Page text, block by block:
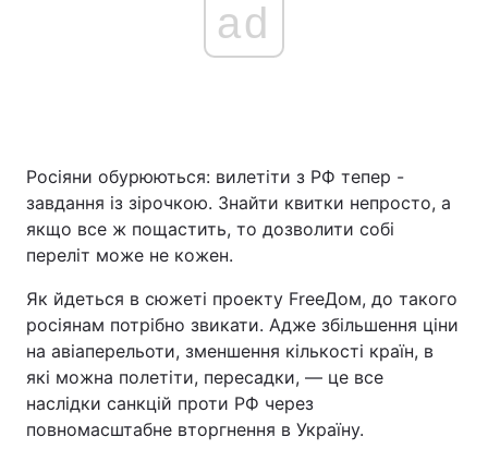
ad
Росіяни обурюються: вилетіти з РФ тепер -
завдання із зірочкою. Знайти квитки непросто, а
якщо все ж пощастить, то дозволити собі
переліт може не кожен.
Як йдеться в сюжеті проекту FreeДом, до такого
росіянам потрібно звикати. Адже збільшення ціни
на авіаперельоти, зменшення кількості країн, в
які можна полетіти, пересадки, — це все
наслідки санкцій проти РФ через
повномасштабне вторгнення в Україну.